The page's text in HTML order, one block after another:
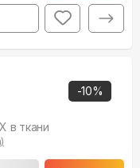
-10%
в ткани